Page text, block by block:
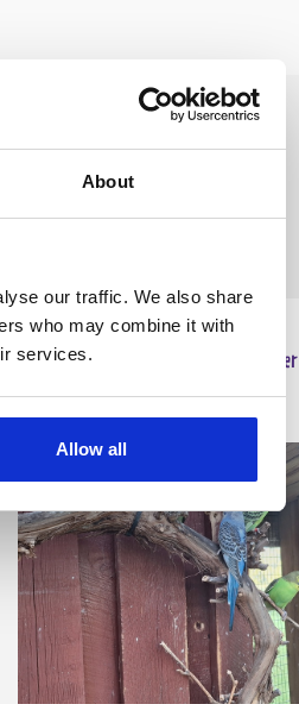
About
our traffic. We also share
who may combine it with
services.
Allow all
4640 Faxe
Undulat unger